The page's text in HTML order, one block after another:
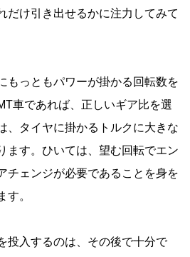
だけ引き出せるかに注力してみて
もっともパワーが掛かる回転数を
車であれば、正しいギア比を選
、タイヤに掛かるトルクに大きな
ます。ひいては、望む回転でエン
チェンジが必要であることを身を
す。
投入するのは、その後で十分で